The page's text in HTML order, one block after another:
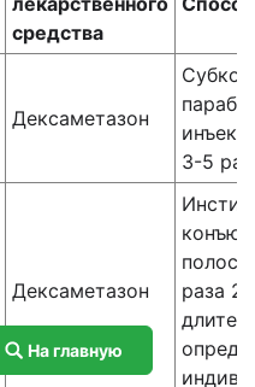
средства
Дексаметазон
3-5
Дексаметазон
раза
На главную